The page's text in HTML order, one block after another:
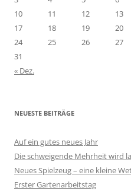
10
11 12 13
17
18 19 20
24
25 26 27
31
« Dez.
NEUESTE BEITRÄGE
Auf ein gutes neues Jahr
Die schweigende Mehrheit wird
Neues Spielzeug – eine kleine
Erster Gartenarbeitstag